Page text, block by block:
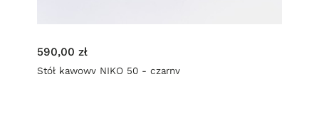
590,00 zł
Stół kawowy NIKO 50 - czarny